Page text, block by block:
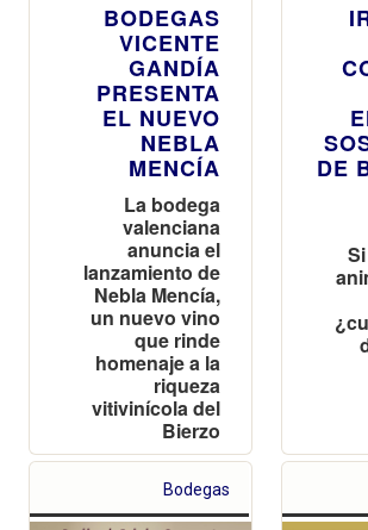
BODEGAS
VICENTE
GANDÍA
PRESENTA
EL NUEVO
NEBLA
MENCÍA
La bodega
valenciana
anuncia el
lanzamiento de
Nebla Mencía,
un nuevo vino
que rinde
homenaje a la
riqueza
vitivinícola del
Bierzo
DE
Bodegas